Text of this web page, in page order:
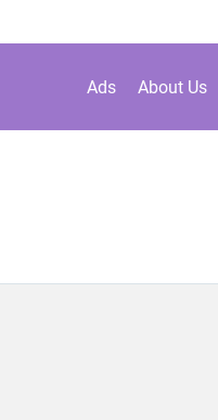
Ads About Us